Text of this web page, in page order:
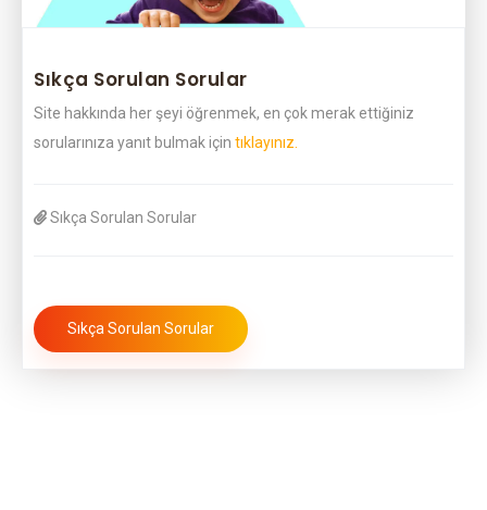
Sıkça Sorulan Sorular
Site hakkında her şeyi öğrenmek, en çok merak ettiğiniz
sorularınıza yanıt bulmak için tıklayınız.
Sıkça Sorulan Sorular
Sıkça Sorulan Sorular